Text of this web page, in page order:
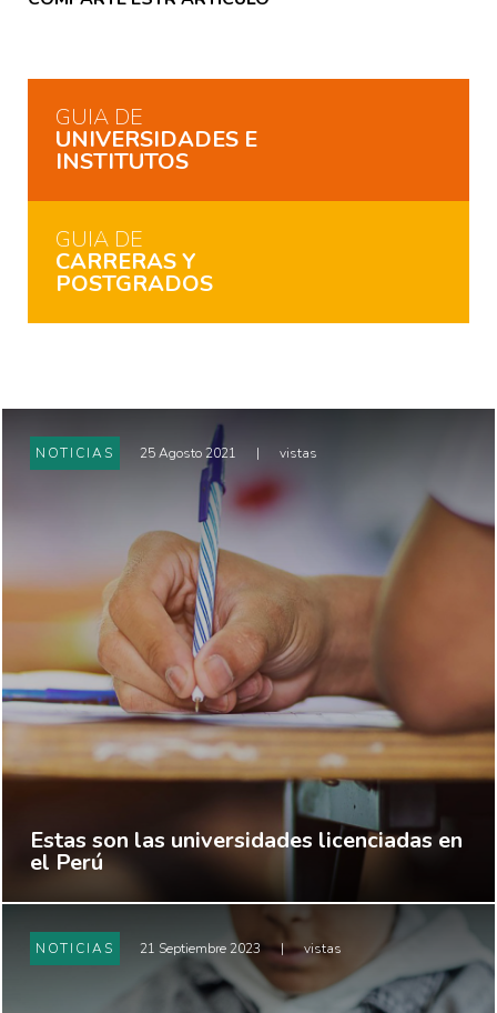
GUIA DE
UNIVERSIDADES E
INSTITUTOS
GUIA DE
CARRERAS Y
POSTGRADOS
NOTICIAS 25 Agosto 2021 | vistas
Estas son las universidades licenciadas en
el Perú
NOTICIAS 21 Septiembre 2023 | vistas